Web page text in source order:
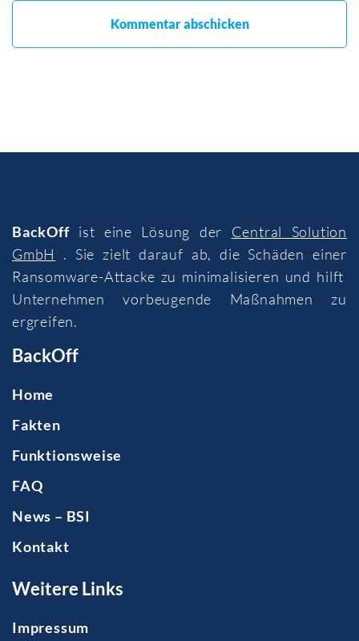
BackOffist eine Lösung der Central Solution
GmbH
. Sie zielt darauf ab, die Schäden einer
Ransomware-Attacke zu minimalisieren und hilft
Unternehmen vorbeugende Maßnahmen zu
ergreifen.
BackOff
Home
Fakten
Funktionsweise
FAQ
News – BSI
Kontakt
Weitere Links
Impressum